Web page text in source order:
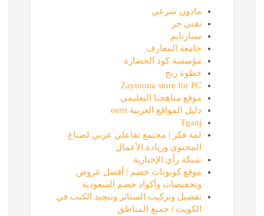
ماذون شرعي
تقني حر
ستارتايم
جامعة المعارف
مؤسسة كود الحضارة
خطوة ربح
Zaytoona store for PC
موقع مناهجنا التعليمي
دليل المواقع العربية eerrt
Tganj
لمة فكر | مجتمع تفاعلي عربي لصناع
المحتوى وريادة الأعمال
شبكة رأي الإخبارية
موقع كوبونات خصم | أفضل عروض
وتخفيضات وأكواد خصم السعودية
تفصيل وتركيب الستائر وتنجيد الكنب في
الكويت | جميع المناطق